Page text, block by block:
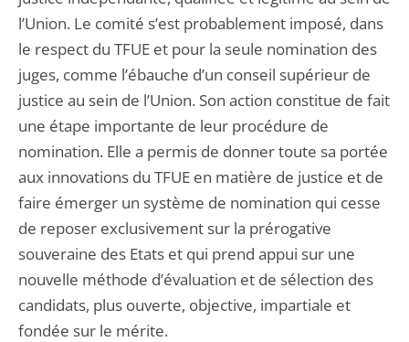
l’Union. Le comité s’est probablement imposé, dans
le respect du TFUE et pour la seule nomination des
juges, comme l’ébauche d’un conseil supérieur de
justice au sein de l’Union. Son action constitue de fait
une étape importante de leur procédure de
nomination. Elle a permis de donner toute sa portée
aux innovations du TFUE en matière de justice et de
faire émerger un système de nomination qui cesse
de reposer exclusivement sur la prérogative
souveraine des Etats et qui prend appui sur une
nouvelle méthode d’évaluation et de sélection des
candidats, plus ouverte, objective, impartiale et
fondée sur le mérite.